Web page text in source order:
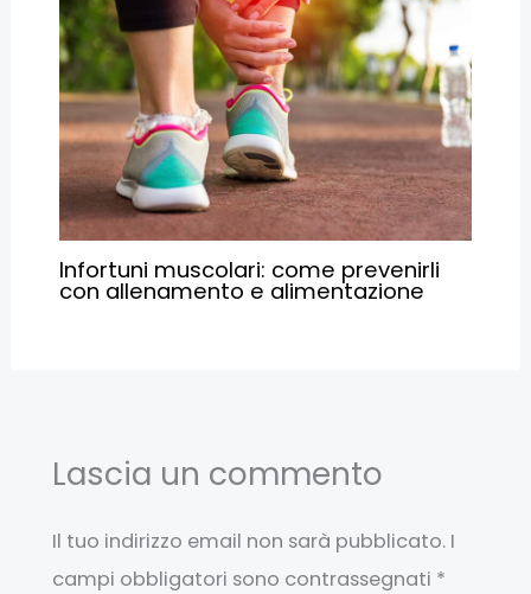
Infortuni muscolari: come prevenirli
con allenamento e alimentazione
Lascia un commento
Il tuo indirizzo email non sarà pubblicato. I
campi obbligatori sono contrassegnati *